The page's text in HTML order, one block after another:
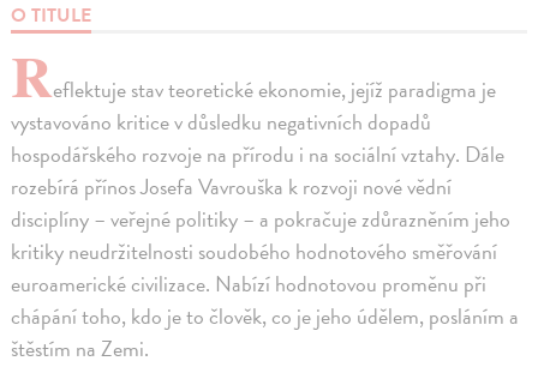
O TITULE
Reflektuje stav teoretické ekonomie, jejíž paradigma je
vystavováno kritice v důsledku negativních dopadů
hospodářského rozvoje na přírodu i na sociální vztahy. Dále
rozebírá přínos Josefa Vavrouška k rozvoji nové vědní
disciplíny – veřejné politiky – a pokračuje zdůrazněním jeho
kritiky neudržitelnosti soudobého hodnotového směřování
euroamerické civilizace. Nabízí hodnotovou proměnu při
chápání toho, kdo je to člověk, co je jeho údělem, posláním a
štěstím na Zemi.